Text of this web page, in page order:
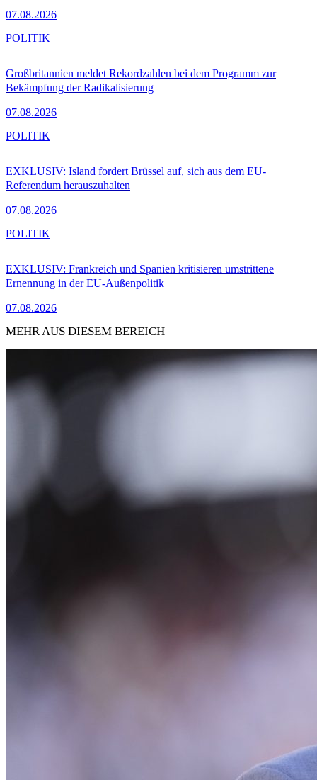
07.08.2026
Großbritannien meldet Rekordzahlen bei dem Programm zur
Bekämpfung der Radikalisierung
07.08.2026
POLITIK
EXKLUSIV: Island fordert Brüssel auf, sich aus dem EU-
Referendum herauszuhalten
07.08.2026
POLITIK
EXKLUSIV: Frankreich und Spanien kritisieren umstrittene
Ernennung in der EU-Außenpolitik
07.08.2026
POLITIK
MEHR AUS DIESEM BEREICH